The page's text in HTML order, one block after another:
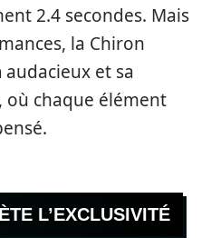
2.4 secondes. Mais
la Chiron
audacieux et sa
chaque élément
L’EXCLUSIVITÉ